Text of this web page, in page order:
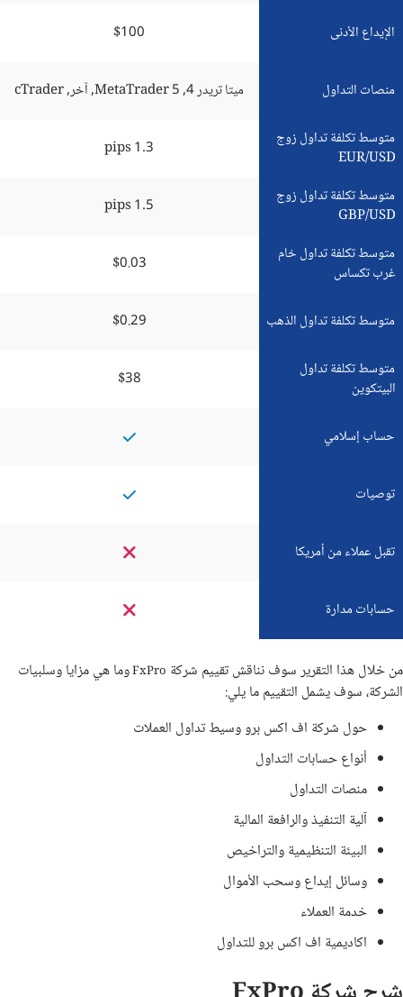
الإيداع الأدنى $100
منصات التداول ميتا تريدر 4, MetaTrader 5, آخر, cTrader
متوسط تكلفة تداول زوج
EUR/USD
1.3 pips
متوسط تكلفة تداول زوج
GBP/USD
1.5 pips
متوسط تكلفة تداول خام
غرب تكساس
$0.03
متوسط تكلفة تداول الذهب $0.29
متوسط تكلفة تداول
البيتكوين
$38
حساب إسلامي
توصيات
تقبل عملاء من أمريكا
حسابات مدارة
من خلال هذا التقرير سوف نناقش تقييم شركة FxProوما هي مزايا وسلبيات
الشركة، سوف يشمل التقييم ما يلي:
حول شركة اف اكس برو وسيط تداول العملات
أنواع حسابات التداول
منصات التداول
آلية التنفيذ والرافعة المالية
البيئة التنظيمية والتراخيص
وسائل إيداع وسحب الأموال
خدمة العملاء
اكاديمية اف اكس برو للتداول